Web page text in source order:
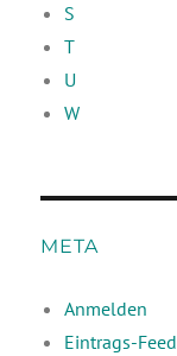
S
T
U
W
META
Anmelden
Eintrags-Feed